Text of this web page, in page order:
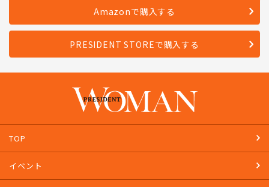
Amazonで購入する
PRESIDENT STOREで購入する
TOP
イベント